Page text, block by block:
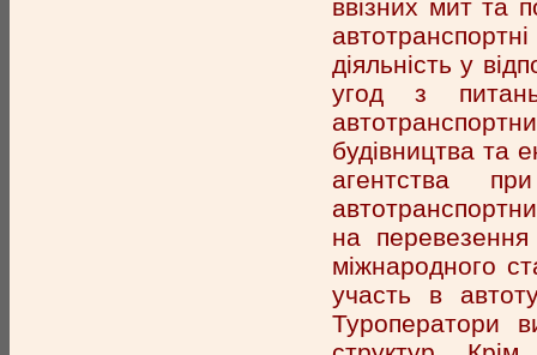
ввізних мит та
діяльність у
угод з
будівництва та
агентства
на перевезення
міжнародного
участь в
Туроператори